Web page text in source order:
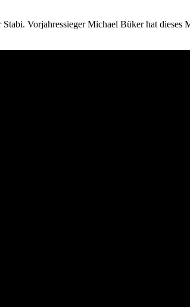
Vorjahressieger Michael Büker hat